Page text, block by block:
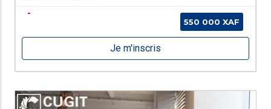
550 000 XAF
Je m'inscris